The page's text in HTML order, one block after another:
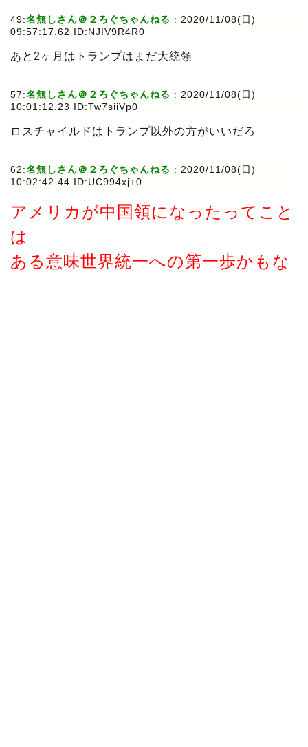
49:名無しさん＠２ろぐちゃんねる : 2020/11/08(日)
09:57:17.62 ID:NJIV9R4R0
あと2ヶ月はトランプはまだ大統領
57:名無しさん＠２ろぐちゃんねる : 2020/11/08(日)
10:01:12.23 ID:Tw7siiVp0
ロスチャイルドはトランプ以外の方がいいだろ
62:名無しさん＠２ろぐちゃんねる : 2020/11/08(日)
10:02:42.44 ID:UC994xj+0
アメリカが中国領になったってこと
は
ある意味世界統一への第一歩かもな